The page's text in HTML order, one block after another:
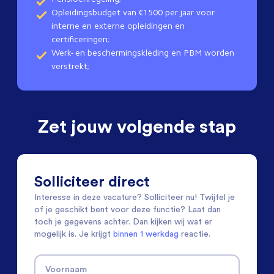
Opleidingsbudget van €1500 per jaar voor
interne en externe opleidingen en
certificeringen;
Werk- en beschermingskleding en PBM worden
verstrekt;
Zet jouw volgende stap
Solliciteer direct
Interesse in deze vacature? Solliciteer nu! Twijfel je
of je geschikt bent voor deze functie? Laat dan
toch je gegevens achter. Dan kijken wij wat er
mogelijk is. Je krijgt binnen 1 werkdag reactie.
Voornaam